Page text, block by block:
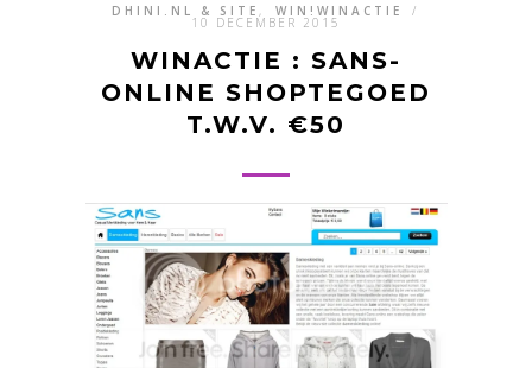
DHINI.NL & SITE WIN!WINACTIE /
10 DECEMBER 2015
WINACTIE : SANS-
ONLINE SHOPTEGOED
T.W.V. €50